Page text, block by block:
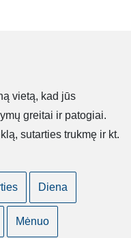
vietą, kad jūs
greitai ir patogiai.
sutarties trukmę ir kt.
Diena
Mėnuo